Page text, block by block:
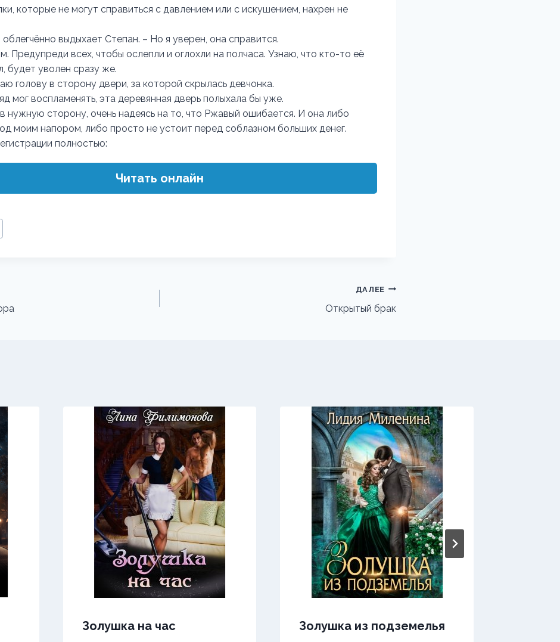
которые не могут справиться с давлением или с искушением, нахрен не
выдыхает Степан. – Но я уверен, она справится.
Предупреди всех, чтобы ослепли и оглохли на полчаса. Узнаю, что кто-то её
будет уволен сразу же.
голову в сторону двери, за которой скрылась девчонка.
мог воспламенять, эта деревянная дверь полыхала бы уже.
нужную сторону, очень надеясь на то, что Ржавый ошибается. И она либо
моим напором, либо просто не устоит перед соблазном больших денег.
полностью:
Читать онлайн
ДАЛЕЕ
Открытый брак
Золушка на час Золушка из подземелья